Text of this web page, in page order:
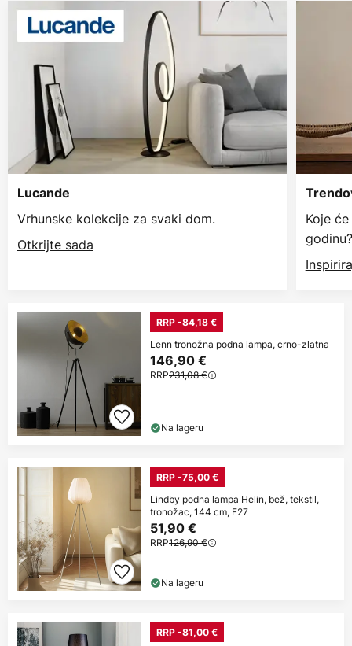
Lucande
Vrhunske kolekcije za svaki dom.
Otkrijte sada
Koje
godinu?
RRP -84,18 €
Lenn tronožna podna lampa, crno-zlatna
146,90 €
RRP231,08 €
Na lageru
RRP -75,00 €
Lindby podna lampa Helin, bež, tekstil,
tronožac, 144 cm, E27
51,90 €
RRP126,90 €
Na lageru
RRP -81,00 €